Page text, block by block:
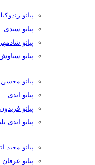
پیانو
پیانو سندی
پیانو
پیانو
پیانو محسن
پیانو اندی
پیانو
پیانو اندی
پیانو مجید
پیانو